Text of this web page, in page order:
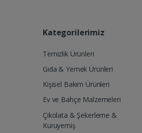
Kategorilerimiz
Temizlik Ürünleri
Gıda & Yemek Ürünleri
Kişisel Bakım Ürünleri
Ev ve Bahçe Malzemeleri
Çikolata & Şekerleme &
Kuruyemiş